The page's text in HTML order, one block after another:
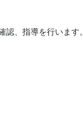
、指導を行います。